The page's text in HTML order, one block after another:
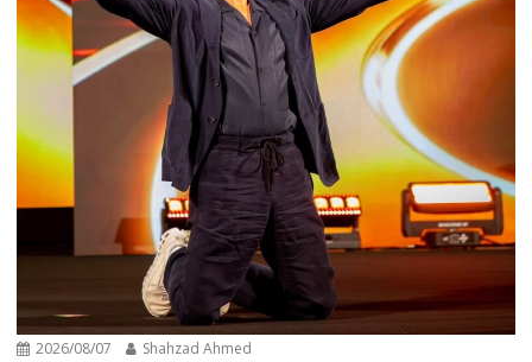
2026/08/07 Shahzad Ahmed